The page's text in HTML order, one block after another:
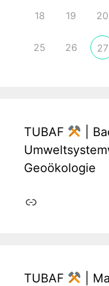
18 19 20
25 26 27
TUBAF
|
Geoökologie
Link
TUBAF |